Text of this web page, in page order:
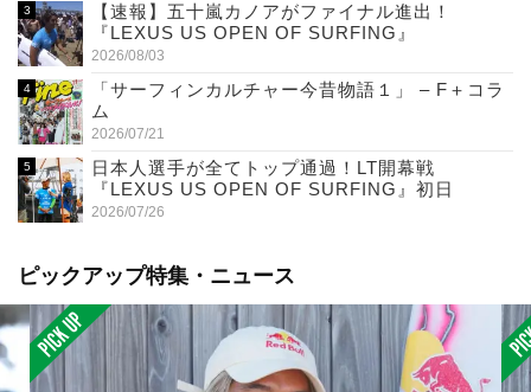
【速報】五十嵐カノアがファイナル進出！
『LEXUS US OPEN OF SURFING』
2026/08/03
「サーフィンカルチャー今昔物語１」 – F＋コラ
ム
2026/07/21
日本人選手が全てトップ通過！LT開幕戦
『LEXUS US OPEN OF SURFING』初日
2026/07/26
ピックアップ特集・ニュース